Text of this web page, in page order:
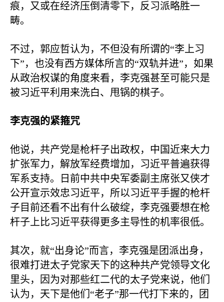
痕，又或在经济压倒清零下，反习派略胜一
畴。
不过，郭应哲认为，不但没有所谓的“李上习
下”，也没有西方媒体所言的“双轨并进”，如果
从政治权谋的角度来看，李克强甚至可能只是
被习近平利用来洗白、甩锅的棋子。
李克强的紧箍咒
他说，共产党是枪杆子出政权，中国近来大力
扩张军力，解放军经费增加，习近平普遍获得
军系支持。日前中共中央军委副主席张又侠才
公开宣示效忠习近平，所以习近平手握的枪杆
子目前还看不出有什么破绽，李克强要想在枪
杆子上比习近平获得更多主导性的机率很低。
其次，就“出身论”而言，李克强是团派出身，
很难打进太子党家天下的这种共产党领导文化
里头，因为对那些红二代的太子党来说，他们
认为，天下是他们“老子”那一代打下来的，团